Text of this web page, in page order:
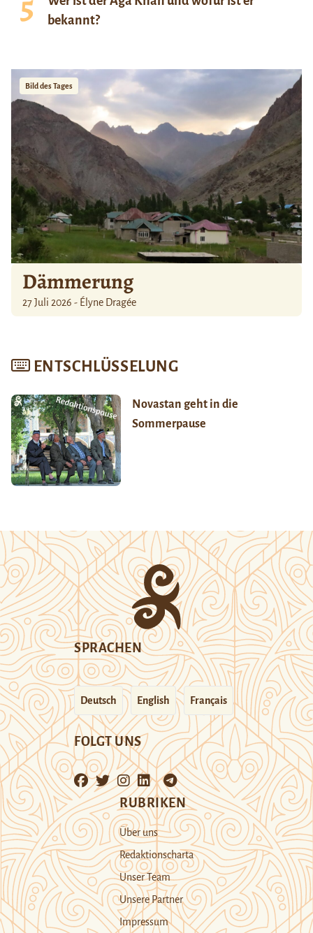
bekannt?
Bild des Tages
Dämmerung
27 Juli 2026 - Élyne Dragée
ENTSCHLÜSSELUNG
Novastan geht in die
Sommerpause
SPRACHEN
Deutsch English Français
FOLGT UNS
RUBRIKEN
Über uns
Redaktionscharta
Unser Team
Unsere Partner
Impressum